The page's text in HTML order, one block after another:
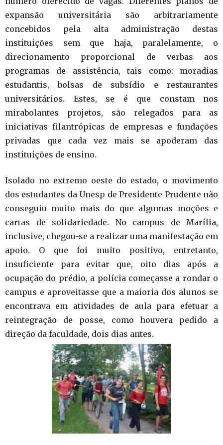
expansão universitária são arbitrariamente
concebidos pela alta administração destas
instituições sem que haja, paralelamente, o
direcionamento proporcional de verbas aos
programas de assistência, tais como: moradias
estudantis, bolsas de subsídio e restaurantes
universitários. Estes, se é que constam nos
mirabolantes projetos, são relegados para as
iniciativas filantrópicas de empresas e fundações
privadas que cada vez mais se apoderam das
instituições de ensino.
Isolado no extremo oeste do estado, o movimento
dos estudantes da Unesp de Presidente Prudente não
conseguiu muito mais do que algumas moções e
cartas de solidariedade. No campus de Marília,
inclusive, chegou-se a realizar uma manifestação em
apoio. O que foi muito positivo, entretanto,
insuficiente para evitar que, oito dias após a
ocupação do prédio, a polícia começasse a rondar o
campus e aproveitasse que a maioria dos alunos se
encontrava em atividades de aula para efetuar a
reintegração de posse, como houvera pedido a
direção da faculdade, dois dias antes.